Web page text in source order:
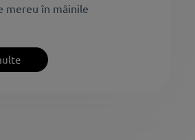
mereu în mâinile